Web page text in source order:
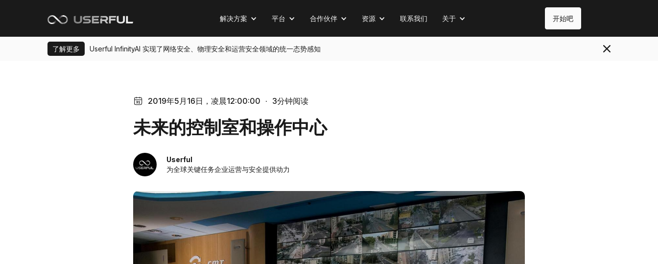
解决方案 平台 合作伙伴 资源 联系我们 关于 开始吧
了解更多 Userful InfinityAI 实现了网络安全、物理安全和运营安全领域的统一态势感知
2019年5月16日，凌晨12:00:00 · 3分钟阅读
未来的控制室和操作中心
Userful
为全球关键任务企业运营与安全提供动力